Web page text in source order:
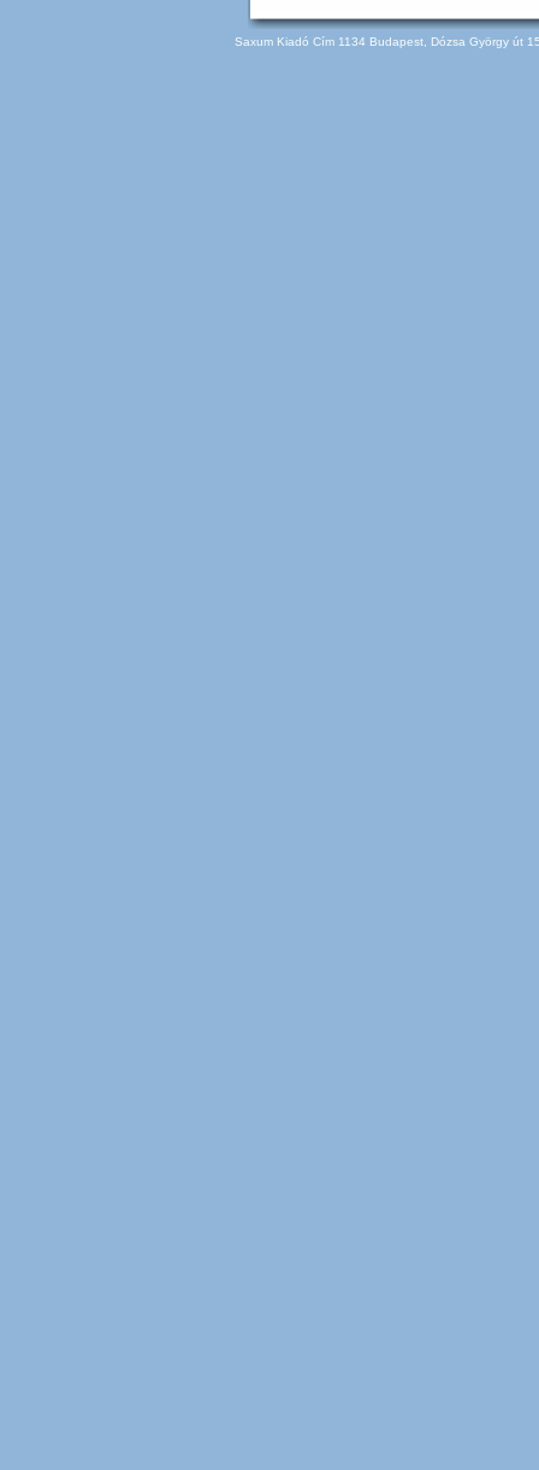
Saxum Kiadó Cím 1134 Budapest, Dózsa György út